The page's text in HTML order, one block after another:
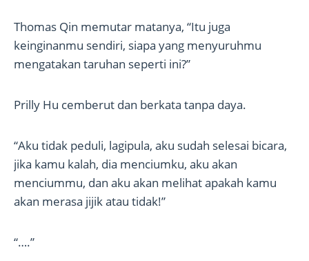
Thomas Qin memutar matanya, “Itu juga
keinginanmu sendiri, siapa yang menyuruhmu
mengatakan taruhan seperti ini?”
Prilly Hu cemberut dan berkata tanpa daya.
“Aku tidak peduli, lagipula, aku sudah selesai bicara,
jika kamu kalah, dia menciumku, aku akan
menciummu, dan aku akan melihat apakah kamu
akan merasa jijik atau tidak!”
“….”